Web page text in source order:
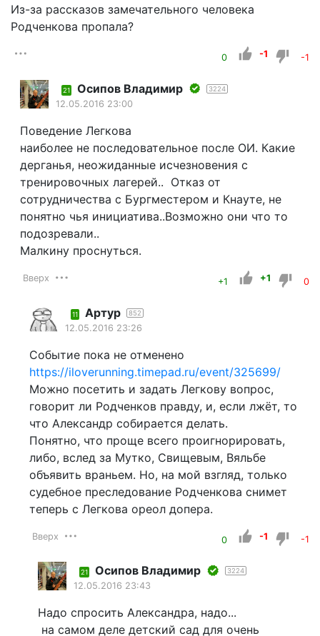
Из-за рассказов замечательного человека
Родченкова пропала?
0 -1 -1
21 Осипов Владимир 3224
12.05.2016 23:00
Поведение Легкова
наиболее не последовательное после ОИ. Какие
дерганья, неожиданные исчезновения с
тренировочных лагерей.. Отказ от
сотрудничества с Бургместером и Кнауте, не
понятно чья инициатива..Возможно они что то
подозревали..
Малкину проснуться.
Вверх +1 +1 0
11 Артур 852
12.05.2016 23:26
Событие пока не отменено
https://iloverunning.timepad.ru/event/325699/
Можно посетить и задать Легкову вопрос,
говорит ли Родченков правду, и, если лжёт, то
что Александр собирается делать.
Понятно, что проще всего проигнорировать,
либо, вслед за Мутко, Свищевым, Вяльбе
объявить враньем. Но, на мой взгляд, только
судебное преследование Родченкова снимет
теперь с Легкова ореол допера.
Вверх 0 -1 -1
21 Осипов Владимир 3224
12.05.2016 23:43
Надо спросить Александра, надо...
на самом деле детский сад для очень